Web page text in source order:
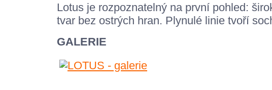
Lotus je rozpoznatelný na první pohled:
tvar bez ostrých hran. Plynulé linie tvoří
GALERIE